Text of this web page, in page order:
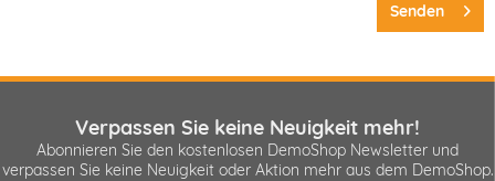
Senden
Verpassen Sie keine Neuigkeit mehr!
Abonnieren Sie den kostenlosen DemoShop Newsletter und
verpassen Sie keine Neuigkeit oder Aktion mehr aus dem DemoShop.